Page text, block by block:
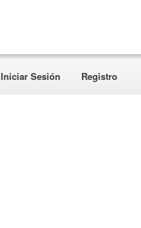
Iniciar Sesión Registro